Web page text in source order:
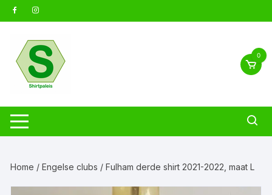
naar
0
Home /Engelse clubs / Fulham derde shirt 2021-2022, maat L